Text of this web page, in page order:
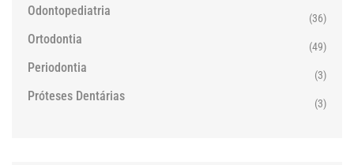
Odontopediatria (36)
Ortodontia (49)
Periodontia (3)
Próteses Dentárias (3)